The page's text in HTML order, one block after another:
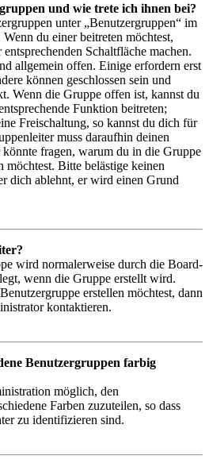
und wie trete ich ihnen bei?
unter „Benutzergruppen“ im
du einer beitreten möchtest,
Schaltfläche machen.
allgemein offen. Einige erfordern erst
können geschlossen sein und
Wenn die Gruppe offen ist, kannst du
Funktion beitreten;
Freischaltung, so kannst du dich für
muss daraufhin deinen
fragen, warum du in die Gruppe
möchtest. Bitte belästige keinen
dich ablehnt, er wird einen Grund
wird normalerweise durch die Board-
wenn die Gruppe erstellt wird.
erstellen möchtest, dann
kontaktieren.
Benutzergruppen farbig
möglich, den
Farben zuzuteilen, so dass
zu identifizieren sind.